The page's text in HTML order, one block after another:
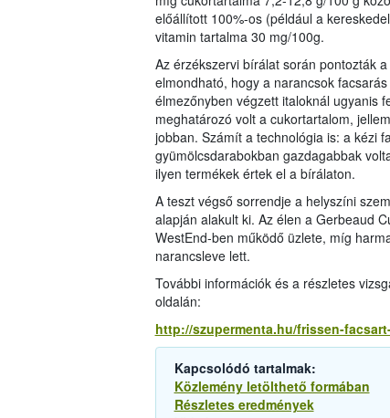
előállított 100%-os (például a
vitamin tartalma 30 mg/100g.
Az érzékszervi bírálat során pontozták
elmondható, hogy a narancsok
élmezőnyben végzett italoknál ugyanis
meghatározó volt a cukortartalom,
jobban. Számít a technológia is: a kézi
gyümölcsdarabokban gazdagabbak
ilyen termékek értek el a bírálaton.
A teszt végső sorrendje a helyszíni
alapján alakult ki. Az élen a Gerbeaud
WestEnd-ben működő üzlete, míg
narancsleve lett.
További információk és a részletes
oldalán:
http://szupermenta.hu/frissen-
Kapcsolódó tartalmak:
Közlemény letölthető formában
Részletes eredmények